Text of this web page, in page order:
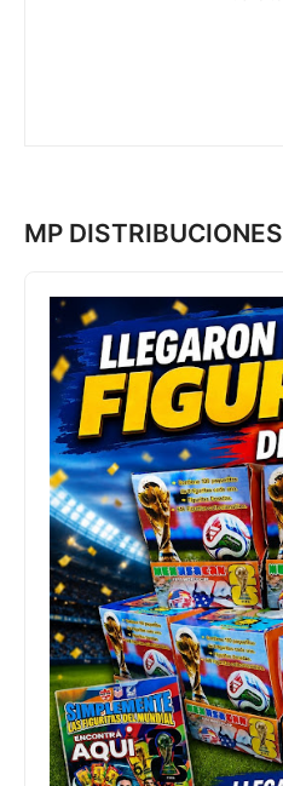
MP DISTRIBUCIONES